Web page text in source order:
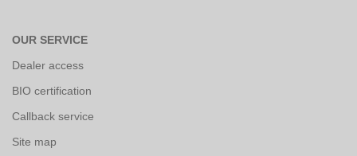
OUR SERVICE
Dealer access
BIO certification
Callback service
Site map